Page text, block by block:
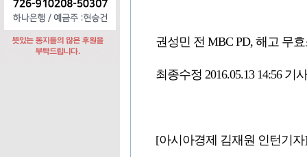
권성민 전 MBC PD, 해고 무
최종수정 2016.05.13 14:56 기
[아시아경제 김재원 인턴기자